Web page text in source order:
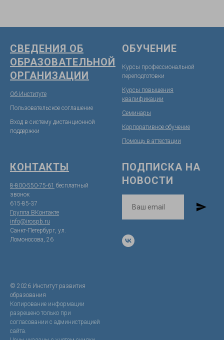
СВЕДЕНИЯ ОБ
ОБРАЗОВАТЕЛЬНОЙ
ОРГАНИЗАЦИИ
Об Институте
Пользовательское соглашение
Вход в систему дистанционной
поддержки
ОБУЧЕНИЕ
Курсы профессиональной
переподготовки
Курсы повышения
квалификации
Семинары
Корпоративное обучение
Помощь в аттестации
КОНТАКТЫ
8-800-550-75-61 бесплатный
звонок
615-85-37
Группа ВКонтакте
info@irospb.ru
Санкт-Петербург, ул.
Ломоносова, 26
ПОДПИСКА НА
НОВОСТИ
© 2026 Институт развития
образования
Копирование информации
разрешено только при
согласовании с администрацией
сайта.